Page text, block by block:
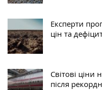
Експерти
цін та
Світові ціни
після